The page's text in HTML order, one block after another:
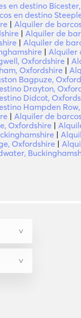
en destino
en destino
| Alquiler de
| Alquiler de
| Alquiler de
| Alquiler
Oxfordshire |
Oxfordshire |
Bagpuze,
Drayton,
Didcot,
Hampden Row,
| Alquiler de
Oxfordshire |
|
Oxfordshire |